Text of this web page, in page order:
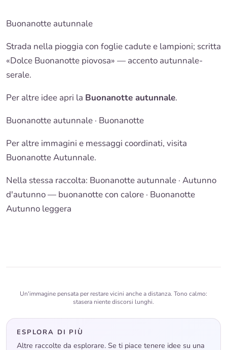
Buonanotte autunnale
Strada nella pioggia con foglie cadute e lampioni; scritta
«Dolce Buonanotte piovosa» — accento autunnale-
serale.
Per altre idee apri la Buonanotte autunnale.
Buonanotte autunnale · Buonanotte
Per altre immagini e messaggi coordinati, visita
Buonanotte Autunnale.
Nella stessa raccolta: Buonanotte autunnale · Autunno
d'autunno — buonanotte con calore · Buonanotte
Autunno leggera
Un'immagine pensata per restare vicini anche a distanza. Tono calmo:
stasera niente discorsi lunghi.
ESPLORA DI PIÙ
Altre raccolte da esplorare. Se ti piace tenere idee su una